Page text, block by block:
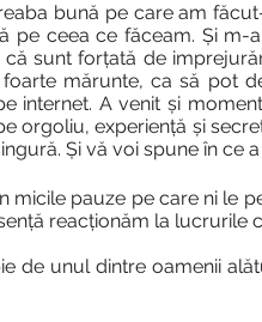
bună pe care am
pe ceea ce făceam. Și m-
sunt forțată de
mărunte, ca să pot
internet. A venit și
orgoliu, experiență și
Și vă voi spune în ce
pauze pe care ni le
reacționăm la lucrurile
de unul dintre oamenii